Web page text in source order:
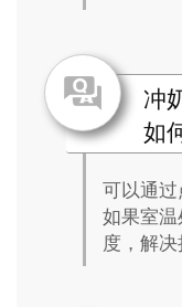
冲
如
可以通
如果室
度，解决